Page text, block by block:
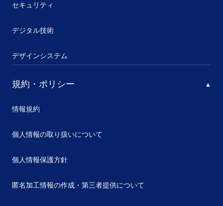
セキュリティ
デジタル技術
デザインシステム
規約・ポリシー
情報規約
個人情報の取り扱いについて
個人情報保護方針
匿名加工情報の作成・第三者提供について